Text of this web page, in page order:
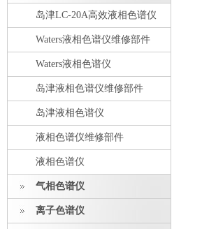
岛津LC-20A高效液相色谱仪
Waters液相色谱仪维修部件
Waters液相色谱仪
岛津液相色谱仪维修部件
岛津液相色谱仪
液相色谱仪维修部件
液相色谱仪
气相色谱仪
离子色谱仪